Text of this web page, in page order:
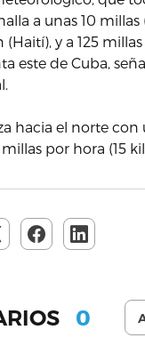
a unas 10
(Haití), y a 125
este de Cuba,
hacia el norte con
por hora (15
0